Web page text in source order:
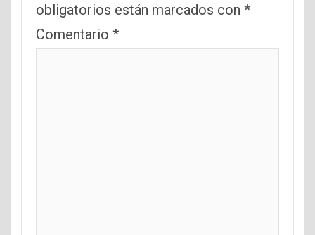
obligatorios están marcados con *
Comentario *